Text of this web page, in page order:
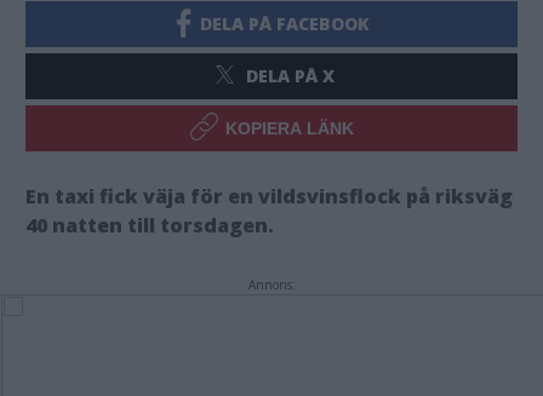
DELA PÅ FACEBOOK
DELA PÅ X
KOPIERA LÄNK
En taxi fick väja för en vildsvinsflock på riksväg
40 natten till torsdagen.
Annons: